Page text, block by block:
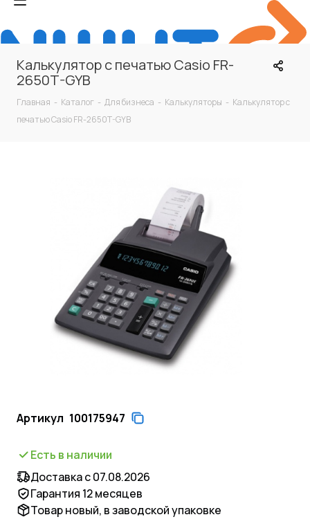
Калькулятор с печатью Casio FR-
2650T-GYB
Главная - Каталог - Для бизнеса - Калькуляторы - Калькулятор с
печатью Casio FR-2650T-GYB
Артикул 100175947
Есть в наличии
Доставка с 07.08.2026
Гарантия 12 месяцев
Товар новый, в заводской упаковке